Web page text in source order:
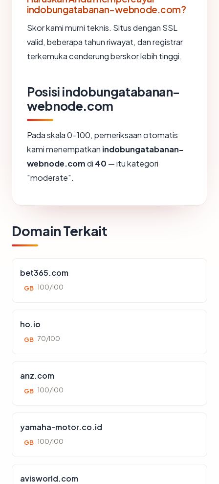
indobungatabanan-webnode.com?
Skor kami murni teknis. Situs dengan SSL
valid, beberapa tahun riwayat, dan registrar
terkemuka cenderung berskor lebih tinggi.
Posisi indobungatabanan-
webnode.com
Pada skala 0-100, pemeriksaan otomatis
kami menempatkan indobungatabanan-
webnode.comdi 40 — itu kategori
"moderate".
Domain Terkait
bet365.com
GB 100/100
ho.io
GB 70/100
anz.com
GB 100/100
yamaha-motor.co.id
GB 100/100
avisworld.com